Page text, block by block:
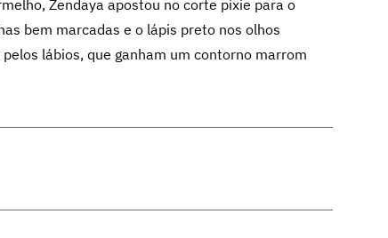
Zendaya apostou no corte pixie para o
bem marcadas e o lápis preto nos olhos
lábios, que ganham um contorno marrom